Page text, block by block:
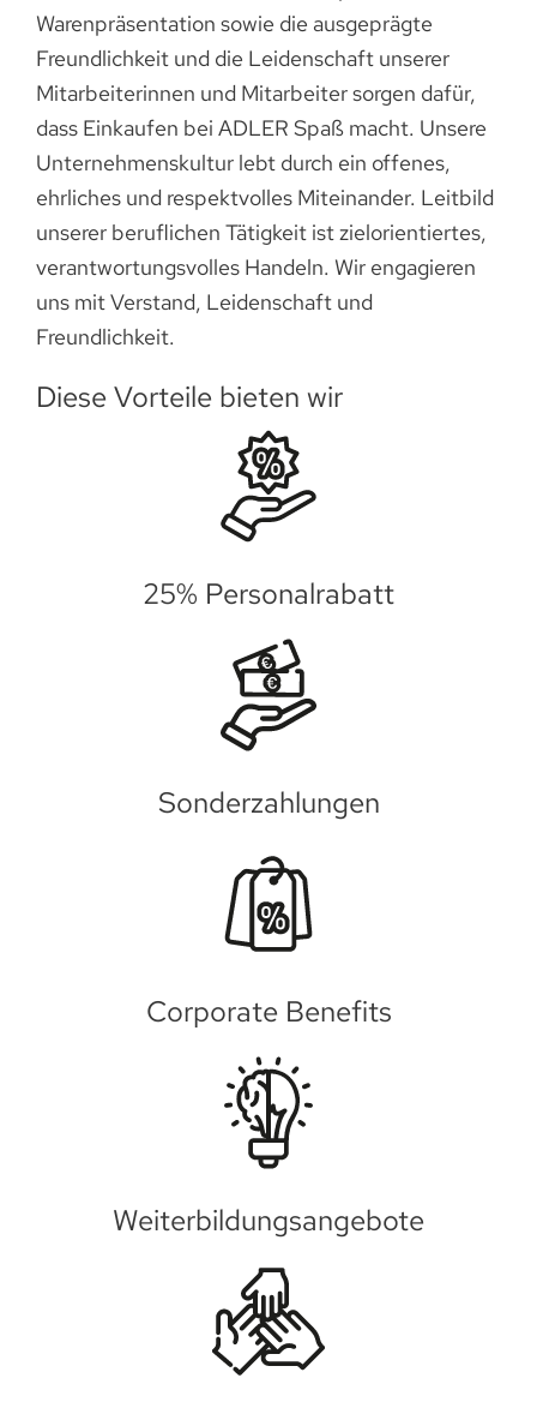
Warenpräsentation sowie die ausgeprägte
Freundlichkeit und die Leidenschaft unserer
Mitarbeiterinnen und Mitarbeiter sorgen dafür,
dass Einkaufen bei ADLER Spaß macht. Unsere
Unternehmenskultur lebt durch ein offenes,
ehrliches und respektvolles Miteinander. Leitbild
unserer beruflichen Tätigkeit ist zielorientiertes,
verantwortungsvolles Handeln. Wir engagieren
uns mit Verstand, Leidenschaft und
Freundlichkeit.
Diese Vorteile bieten wir
25% Personalrabatt
Sonderzahlungen
Corporate Benefits
Weiterbildungsangebote